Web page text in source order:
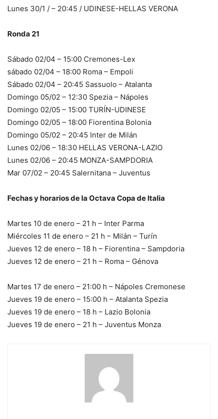
Lunes 30/1 / – 20:45 / UDINESE-HELLAS VERONA
Ronda 21
Sábado 02/04 – 15:00 Cremones-Lex
sábado 02/04 – 18:00 Roma – Empoli
Sábado 02/04 – 20:45 Sassuolo – Atalanta
Domingo 05/02 – 12:30 Spezia – Nápoles
Domingo 02/05 – 15:00 TURÍN-UDINESE
Domingo 02/05 – 18:00 Fiorentina Bolonia
Domingo 05/02 – 20:45 Inter de Milán
Lunes 02/06 – 18:30 HELLAS VERONA-LAZIO
Lunes 02/06 – 20:45 MONZA-SAMPDORIA
Mar 07/02 – 20:45 Salernitana – Juventus
Fechas y horarios de la Octava Copa de Italia
Martes 10 de enero – 21 h – Inter Parma
Miércoles 11 de enero – 21 h – Milán – Turín
Jueves 12 de enero – 18 h – Fiorentina – Sampdoria
Jueves 12 de enero – 21 h – Roma – Génova
Martes 17 de enero – 21:00 h – Nápoles Cremonese
Jueves 19 de enero – 15:00 h – Atalanta Spezia
Jueves 19 de enero – 18 h – Lazio Bolonia
Jueves 19 de enero – 21 h – Juventus Monza